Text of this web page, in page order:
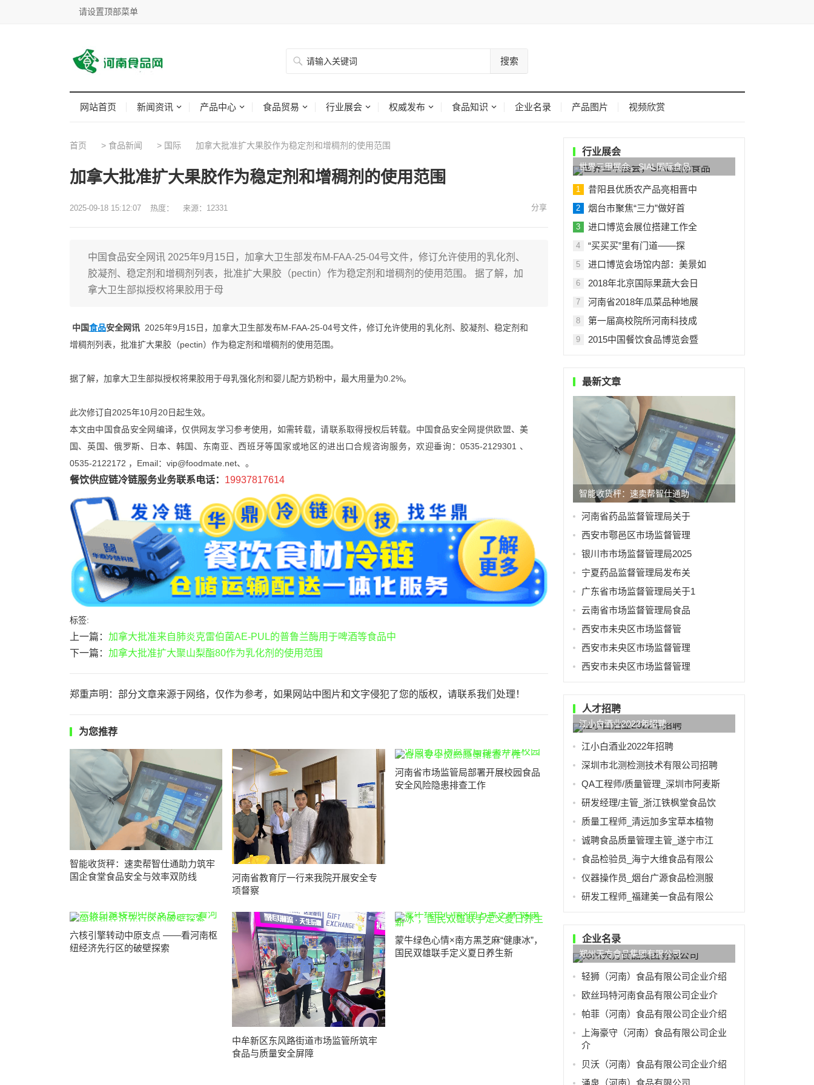
请设置顶部菜单
搜索
网站首页 新闻资讯 产品中心 食品贸易 行业展会 权威发布 食品知识 企业名录 产品图片 视频欣赏
首页 > 食品新闻 > 国际 加拿大批准扩大果胶作为稳定剂和增稠剂的使用范围
加拿大批准扩大果胶作为稳定剂和增稠剂的使用范围
2025-09-18 15:12:07 热度： 来源：12331
中国食品安全网讯 2025年9月15日，加拿大卫生部发布M-FAA-25-04号文件，修订允许使用的乳化剂、
胶凝剂、稳定剂和增稠剂列表，批准扩大果胶（pectin）作为稳定剂和增稠剂的使用范围。 据了解，加
拿大卫生部拟授权将果胶用于母
中国食品安全网讯 2025年9月15日，加拿大卫生部发布M-FAA-25-04号文件，修订允许使用的乳化剂、胶凝剂、稳定剂和
增稠剂列表，批准扩大果胶（pectin）作为稳定剂和增稠剂的使用范围。
据了解，加拿大卫生部拟授权将果胶用于母乳强化剂和婴儿配方奶粉中，最大用量为0.2%。
此次修订自2025年10月20日起生效。
本文由中国食品安全网编译，仅供网友学习参考使用，如需转载，请联系取得授权后转载。中国食品安全网提供欧盟、美
国、英国、俄罗斯、日本、韩国、东南亚、西班牙等国家或地区的进出口合规咨询服务，欢迎垂询：0535-2129301 、
0535-2122172 ，Email：vip@foodmate.net、。
餐饮供应链冷链服务业务联系电话： 19937817614
标签:
上一篇： 加拿大批准来自肺炎克雷伯菌AE-PUL的普鲁兰酶用于啤酒等食品中
下一篇： 加拿大批准扩大聚山梨酯80作为乳化剂的使用范围
郑重声明：部分文章来源于网络，仅作为参考，如果网站中图片和文字侵犯了您的版权，请联系我们处理！
为您推荐
智能收货秤：速卖帮智仕通助力筑牢
国企食堂食品安全与效率双防线
河南省教育厅一行来我院开展安全专
项督察
河南省市场监管局部署开展校园食品
安全风险隐患排查工作
六核引擎转动中原支点 ——看河南枢
纽经济先行区的破壁探索
中牟新区东风路街道市场监管所筑牢
食品与质量安全屏障
蒙牛绿色心情×南方黑芝麻“健康冰”，
国民双雄联手定义夏日养生新
行业展会
世界三甲展会，SIAL国际食品
1 昔阳县优质农产品亮相晋中
2 烟台市聚焦“三力”做好首
3 进口博览会展位搭建工作全
4 “买买买”里有门道——探
5 进口博览会场馆内部：美景如
6 2018年北京国际果蔬大会日
7 河南省2018年瓜菜品种地展
8 第一届高校院所河南科技成
9 2015中国餐饮食品博览会暨
最新文章
智能收货秤：速卖帮智仕通助
河南省药品监督管理局关于
西安市鄠邑区市场监督管理
银川市市场监督管理局2025
宁夏药品监督管理局发布关
广东省市场监督管理局关于1
云南省市场监督管理局食品
​西安市未央区市场监督管
西安市未央区市场监督管理
西安市未央区市场监督管理
人才招聘
江小白酒业2022年招聘
江小白酒业2022年招聘
深圳市北测检测技术有限公司招聘
QA工程师/质量管理_深圳市阿麦斯
研发经理/主管_浙江铁枫堂食品饮
质量工程师_清远加多宝草本植物
诚聘食品质量管理主管_遂宁市江
食品检验员_海宁大维食品有限公
仪器操作员_烟台广源食品检测服
研发工程师_福建美一食品有限公
企业名录
郑州天方食品集团有限公司
轻狮（河南）食品有限公司企业介绍
欧丝玛特河南食品有限公司企业介
帕菲（河南）食品有限公司企业介绍
上海豪守（河南）食品有限公司企业
介
贝沃（河南）食品有限公司企业介绍